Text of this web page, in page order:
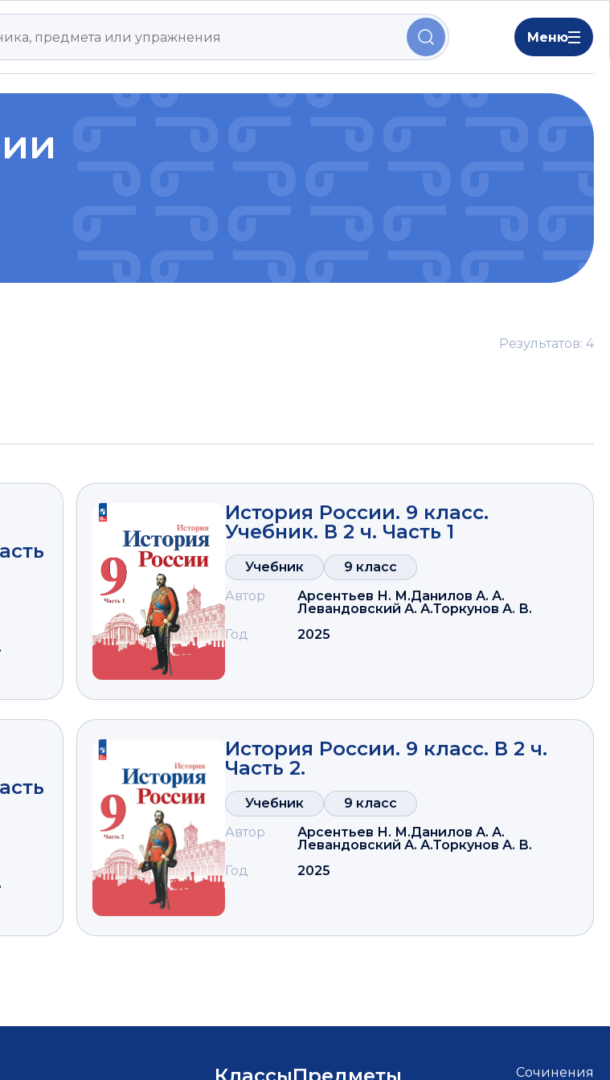
Меню
Результатов: 4
История России. 9 класс.
Учебник. В 2 ч. Часть 1
Учебник
9 класс
Автор
Арсентьев Н. М.Данилов А. А.
Левандовский А. А.Торкунов А. В.
Год
2025
История России. 9 класс. В 2 ч.
Часть 2.
Учебник
9 класс
Автор
Арсентьев Н. М.Данилов А. А.
Левандовский А. А.Торкунов А. В.
Год
2025
Сочинения